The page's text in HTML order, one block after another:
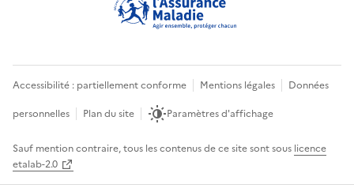
Accessibilité : partiellement conforme Mentions légales
Données
personnelles
Plan du site Paramètres d'affichage
Sauf mention contraire, tous les contenus de ce site sont sous licence
etalab-2.0